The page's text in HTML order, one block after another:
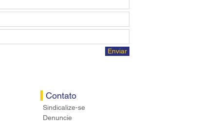
Enviar
Contato
Sindicalize-se
Denuncie